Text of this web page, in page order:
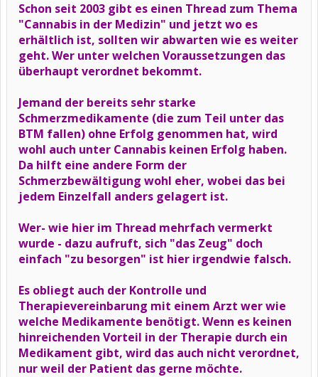
Schon seit 2003 gibt es einen Thread zum Thema
"Cannabis in der Medizin" und jetzt wo es
erhältlich ist, sollten wir abwarten wie es weiter
geht. Wer unter welchen Voraussetzungen das
überhaupt verordnet bekommt.
Jemand der bereits sehr starke
Schmerzmedikamente (die zum Teil unter das
BTM fallen) ohne Erfolg genommen hat, wird
wohl auch unter Cannabis keinen Erfolg haben.
Da hilft eine andere Form der
Schmerzbewältigung wohl eher, wobei das bei
jedem Einzelfall anders gelagert ist.
Wer- wie hier im Thread mehrfach vermerkt
wurde - dazu aufruft, sich "das Zeug" doch
einfach "zu besorgen" ist hier irgendwie falsch.
Es obliegt auch der Kontrolle und
Therapievereinbarung mit einem Arzt wer wie
welche Medikamente benötigt. Wenn es keinen
hinreichenden Vorteil in der Therapie durch ein
Medikament gibt, wird das auch nicht verordnet,
nur weil der Patient das gerne möchte.